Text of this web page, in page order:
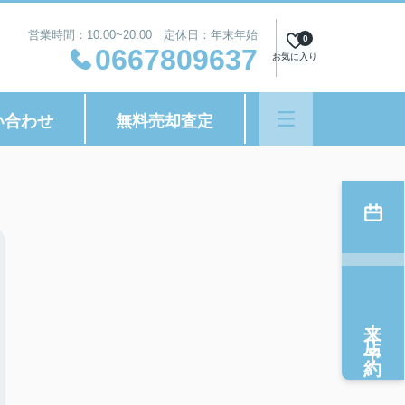
営業時間：10:00~20:00 定休日：年末年始
0667809637 お気に入り
0
合わせ 無料売却査定
来店予約